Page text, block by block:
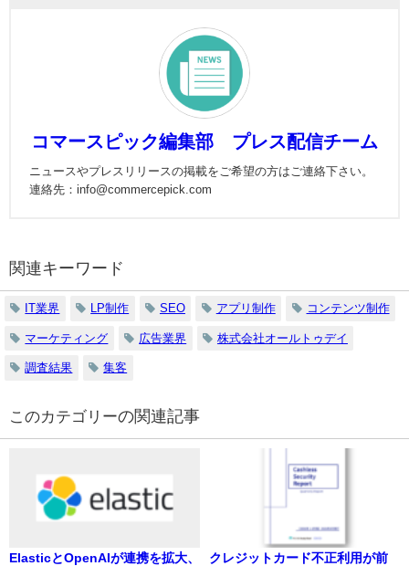
コマースピック編集部 プレス配信チーム
ニュースやプレスリリースの掲載をご希望の方はご連絡下さい。
連絡先：info@commercepick.com
関連キーワード
IT業界 LP制作 SEO アプリ制作 コンテンツ制作
マーケティング 広告業界 株式会社オールトゥデイ
調査結果 集客
の関連記事
ElasticとOpenAIが連携を拡大、
クレジットカード不正利用が前